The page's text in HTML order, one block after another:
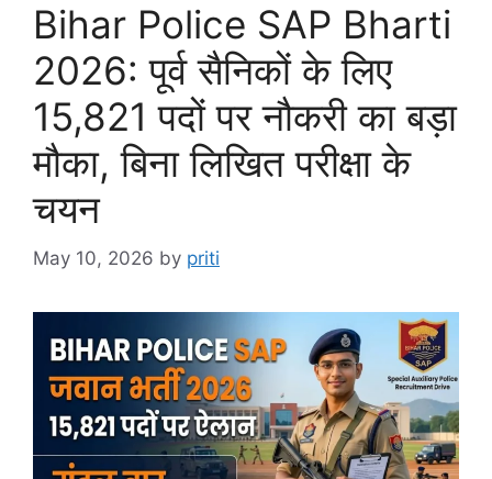
Bihar Police SAP Bharti
2026: पूर्व सैनिकों के लिए
15,821 पदों पर नौकरी का बड़ा
मौका, बिना लिखित परीक्षा के
चयन
May 10, 2026 by priti